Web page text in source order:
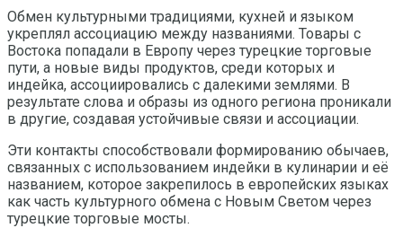
Обмен культурными традициями, кухней и языком
укреплял ассоциацию между названиями. Товары с
Востока попадали в Европу через турецкие торговые
пути, а новые виды продуктов, среди которых и
индейка, ассоциировались с далекими землями. В
результате слова и образы из одного региона проникали
в другие, создавая устойчивые связи и ассоциации.
Эти контакты способствовали формированию обычаев,
связанных с использованием индейки в кулинарии и её
названием, которое закрепилось в европейских языках
как часть культурного обмена с Новым Светом через
турецкие торговые мосты.